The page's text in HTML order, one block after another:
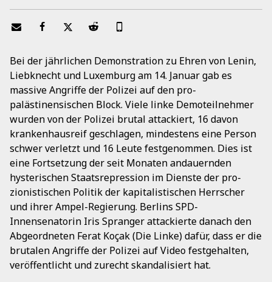
Bei der jährlichen Demonstration zu Ehren von Lenin,
Liebknecht und Luxemburg am 14. Januar gab es
massive Angriffe der Polizei auf den pro-
palästinensischen Block. Viele linke Demoteilnehmer
wurden von der Polizei brutal attackiert, 16 davon
krankenhausreif geschlagen, mindestens eine Person
schwer verletzt und 16 Leute festgenommen. Dies ist
eine Fortsetzung der seit Monaten andauernden
hysterischen Staatsrepression im Dienste der pro-
zionistischen Politik der kapitalistischen Herrscher
und ihrer Ampel-Regierung. Berlins SPD-
Innensenatorin Iris Spranger attackierte danach den
Abgeordneten Ferat Koçak (Die Linke) dafür, dass er die
brutalen Angriffe der Polizei auf Video festgehalten,
veröffentlicht und zurecht skandalisiert hat.